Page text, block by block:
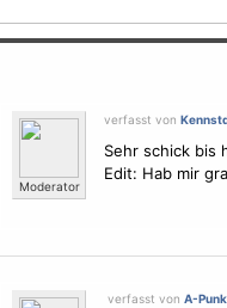
Moderator
verfasst von
Sehr schick bis
Edit: Hab mir
verfasst von A-